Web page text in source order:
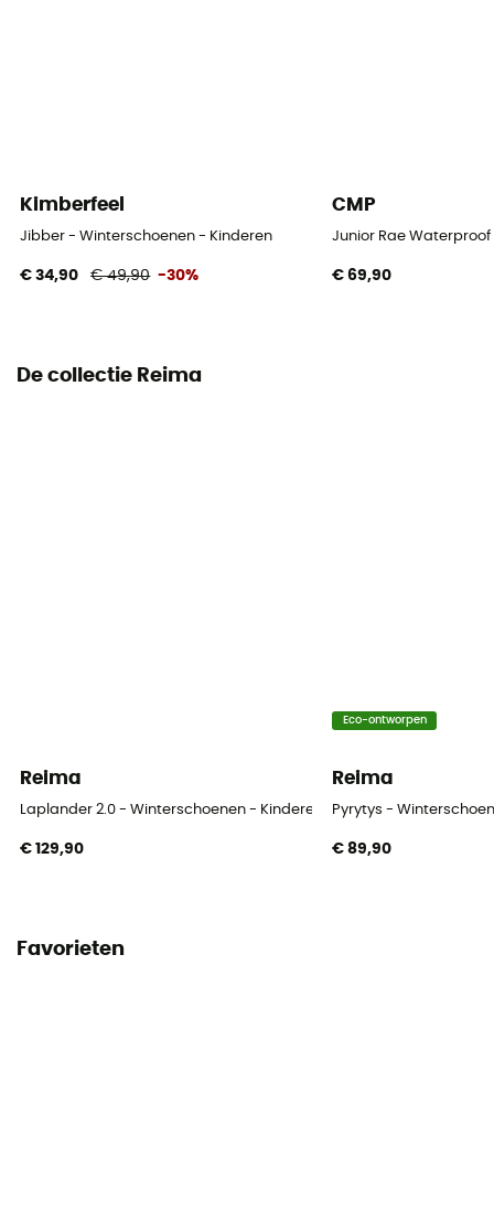
Kimberfeel
Jibber - Winterschoenen - Kinderen
€ 34,90 € 49,90 -30%
CMP
Junior Rae
€ 69,90
De collectie Reima
Reima
Laplander 2.0 - Winterschoenen - Kinderen
€ 129,90
Eco-ontworpen
Reima
Pyrytys -
€ 89,90
Favorieten